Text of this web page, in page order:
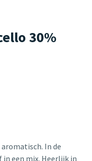
30%
In de
in een mix. Heerlijk in